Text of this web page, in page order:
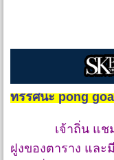
ทรรศนะ pong
เจ้าถิ่น แช
ฝูงของตาราง แล